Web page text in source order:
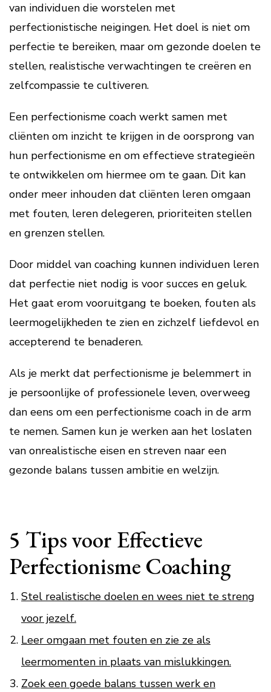
van individuen die worstelen met
perfectionistische neigingen. Het doel is niet om
perfectie te bereiken, maar om gezonde doelen te
stellen, realistische verwachtingen te creëren en
zelfcompassie te cultiveren.
Een perfectionisme coach werkt samen met
cliënten om inzicht te krijgen in de oorsprong van
hun perfectionisme en om effectieve strategieën
te ontwikkelen om hiermee om te gaan. Dit kan
onder meer inhouden dat cliënten leren omgaan
met fouten, leren delegeren, prioriteiten stellen
en grenzen stellen.
Door middel van coaching kunnen individuen leren
dat perfectie niet nodig is voor succes en geluk.
Het gaat erom vooruitgang te boeken, fouten als
leermogelijkheden te zien en zichzelf liefdevol en
accepterend te benaderen.
Als je merkt dat perfectionisme je belemmert in
je persoonlijke of professionele leven, overweeg
dan eens om een perfectionisme coach in de arm
te nemen. Samen kun je werken aan het loslaten
van onrealistische eisen en streven naar een
gezonde balans tussen ambitie en welzijn.
5 Tips voor Effectieve
Perfectionisme Coaching
Stel realistische doelen en wees niet te streng
voor jezelf.
Leer omgaan met fouten en zie ze als
leermomenten in plaats van mislukkingen.
Zoek een goede balans tussen werk en